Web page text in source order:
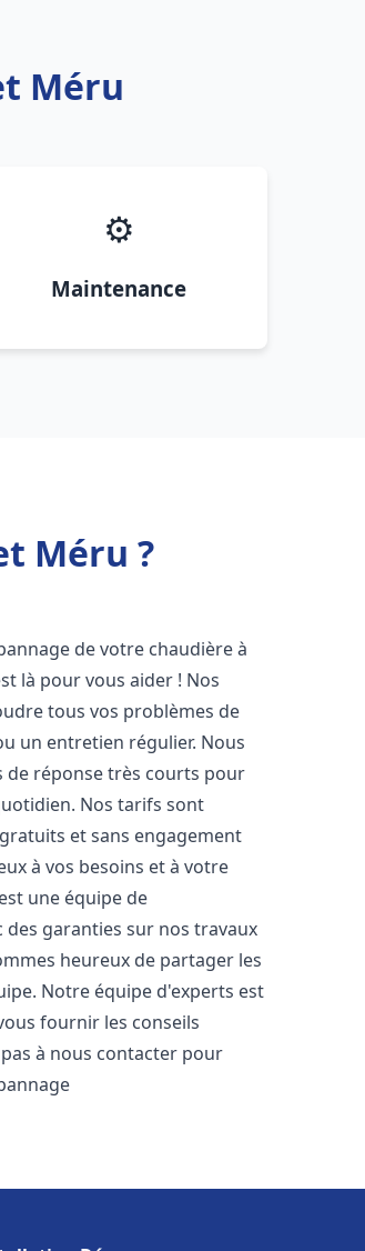
Méru
⚙️
Maintenance
Méru ?
de votre chaudière à
là pour vous aider ! Nos
tous vos problèmes de
un entretien régulier. Nous
de réponse très courts pour
Nos tarifs sont
et sans engagement
à vos besoins et à votre
est une équipe de
garanties sur nos travaux
heureux de partager les
Notre équipe d'experts est
fournir les conseils
à nous contacter pour